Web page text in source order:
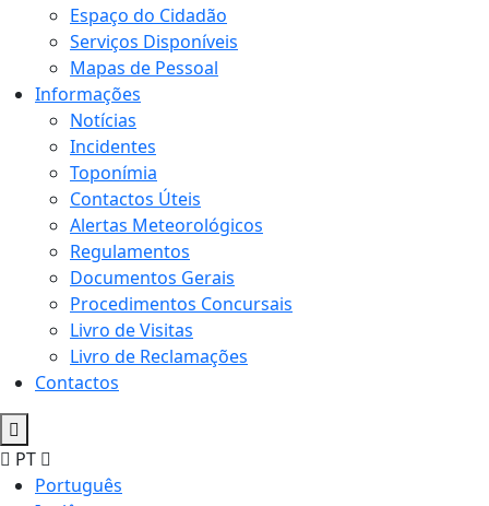
Espaço do Cidadão
Serviços Disponíveis
Mapas de Pessoal
Informações
Notícias
Incidentes
Toponímia
Contactos Úteis
Alertas Meteorológicos
Regulamentos
Documentos Gerais
Procedimentos Concursais
Livro de Visitas
Livro de Reclamações
Contactos
PT
Português